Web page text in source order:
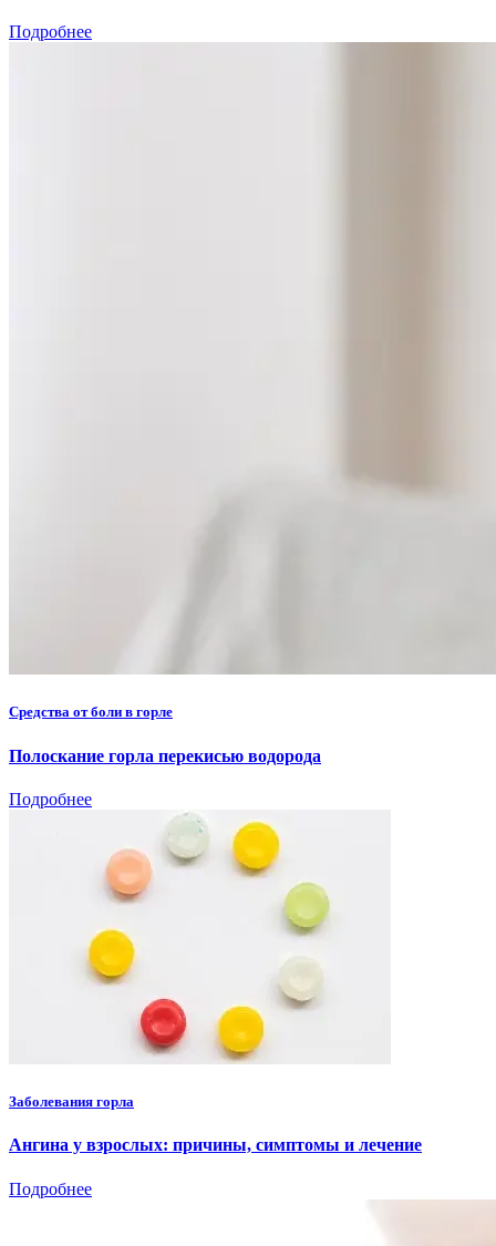
Подробнее
Средства от боли в горле
Полоскание горла перекисью водорода
Подробнее
Заболевания горла
Ангина у взрослых: причины, симптомы и лечение
Подробнее